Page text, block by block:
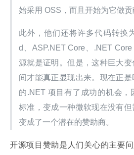
始采用 OSS，而且开始为它做贡
此外，他们还将许多代码转换
d、ASP.NET Core、.NET
源就是证明。但是，这种巨大
间才能真正显现出来。现在正
的.NET 项目有了成功的机会，
标准，变成一种微软现在没有
变成了一个潜在的赞助商。
开源项目赞助是人们关心的主要